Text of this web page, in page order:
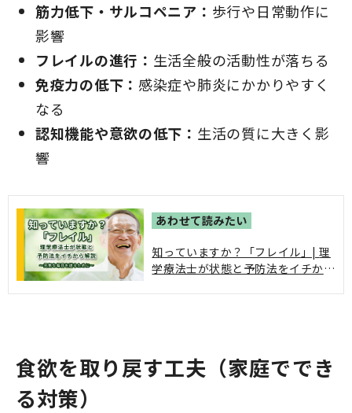
筋力低下・サルコペニア： 歩行や日常動作に
影響
フレイルの進行： 生活全般の活動性が落ちる
免疫力の低下：感染症や肺炎にかかりやすく
なる
認知機能や意欲の低下： 生活の質に大きく影
響
知っていますか？「フレイル」| 理
学療法士が状態と予防法をイチから
切な生活習慣の改善によって予防可
能です。
食欲を取り戻す工夫（家庭ででき
る対策）